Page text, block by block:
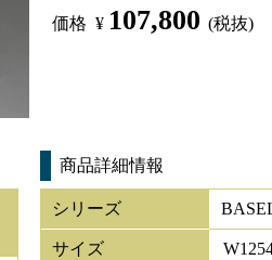
価格 ¥ 107,800 (税抜)
商品詳細情報
シリーズ
サイズ W